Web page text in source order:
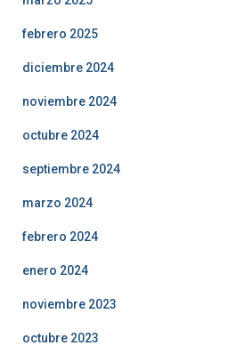
febrero 2025
diciembre 2024
noviembre 2024
octubre 2024
septiembre 2024
marzo 2024
febrero 2024
enero 2024
noviembre 2023
octubre 2023